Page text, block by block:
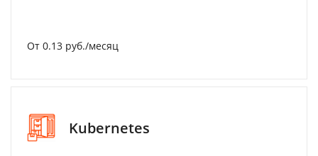
От 0.13 руб./месяц
Kubernetes